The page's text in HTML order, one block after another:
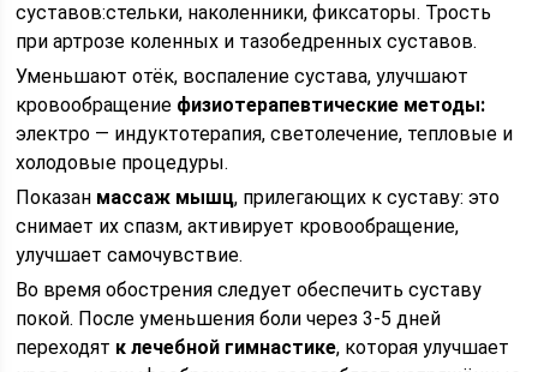
суставов:стельки, наколенники, фиксаторы. Трость
при артрозе коленных и тазобедренных суставов.
Уменьшают отёк, воспаление сустава, улучшают
кровообращение физиотерапевтические методы:
электро — индуктотерапия, светолечение, тепловые и
холодовые процедуры.
Показан массаж мышц, прилегающих к суставу: это
снимает их спазм, активирует кровообращение,
улучшает самочувствие.
Во время обострения следует обеспечить суставу
покой. После уменьшения боли через 3-5 дней
переходят к лечебной гимнастике, которая улучшает